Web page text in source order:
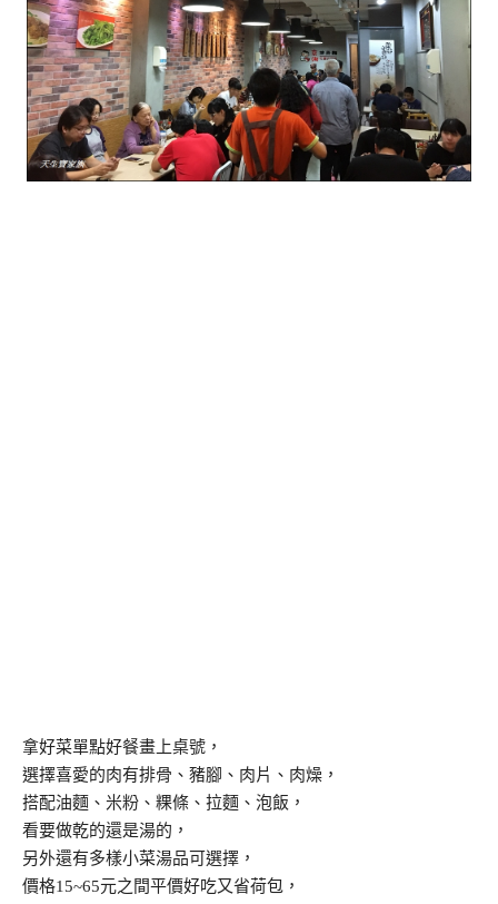
拿好菜單點好餐畫上桌號，
選擇喜愛的肉有排骨、豬腳、肉片、肉燥，
搭配油麵、米粉、粿條、拉麵、泡飯，
看要做乾的還是湯的，
另外還有多樣小菜湯品可選擇，
價格15~65元之間平價好吃又省荷包，